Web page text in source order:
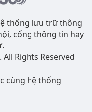
thống lưu trữ thông
cổng thông tin hay
Rights Reserved
cùng hệ thống